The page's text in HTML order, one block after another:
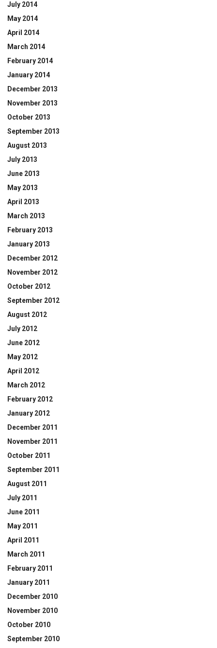
July 2014
May 2014
April 2014
March 2014
February 2014
January 2014
December 2013
November 2013
October 2013
September 2013
August 2013
July 2013
June 2013
May 2013
April 2013
March 2013
February 2013
January 2013
December 2012
November 2012
October 2012
September 2012
August 2012
July 2012
June 2012
May 2012
April 2012
March 2012
February 2012
January 2012
December 2011
November 2011
October 2011
September 2011
August 2011
July 2011
June 2011
May 2011
April 2011
March 2011
February 2011
January 2011
December 2010
November 2010
October 2010
September 2010